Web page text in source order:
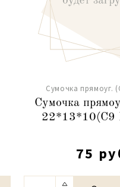
Сумочка прямоуг.
Сумочка
22*13*10(С9
75